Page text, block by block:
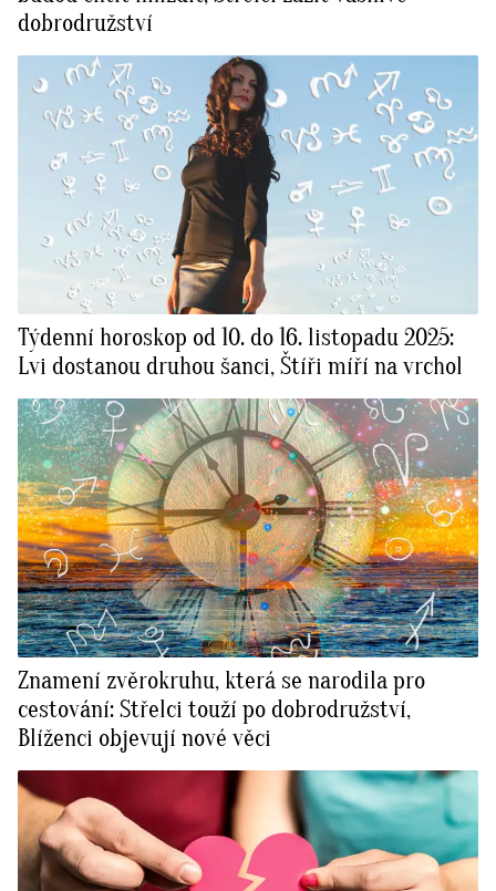
dobrodružství
Týdenní horoskop od 10. do 16. listopadu 2025:
Lvi dostanou druhou šanci, Štíři míří na vrchol
Znamení zvěrokruhu, která se narodila pro
cestování: Střelci touží po dobrodružství,
Blíženci objevují nové věci